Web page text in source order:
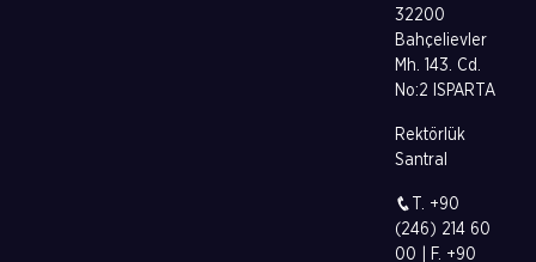
32200
Bahçelievler
Mh. 143. Cd.
No:2 ISPARTA
Rektörlük
Santral
T. +90
(246) 214 60
00 | F. +90